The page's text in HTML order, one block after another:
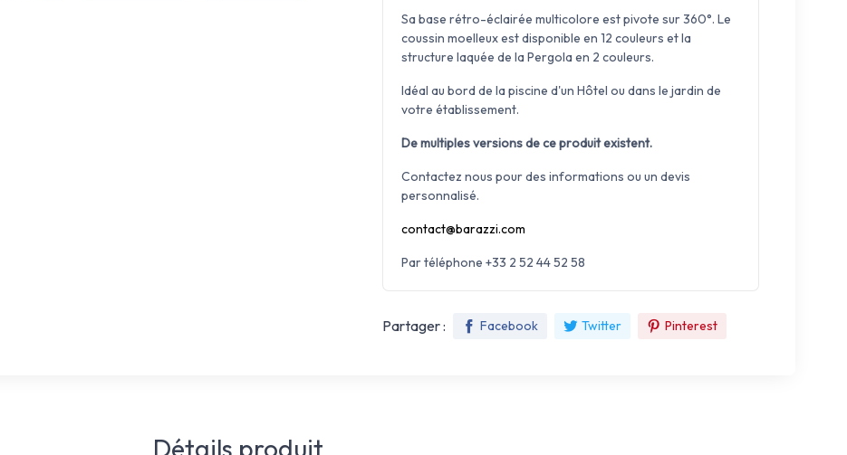
Sa base rétro-éclairée multicolore est pivote sur 360°. Le
coussin moelleux est disponible en 12 couleurs et la
structure laquée de la Pergola en 2 couleurs.
Idéal au bord de la piscine d'un Hôtel ou dans le jardin de
votre établissement.
De multiples versions de ce produit existent.
Contactez nous pour des informations ou un devis
personnalisé.
contact@barazzi.com
Par téléphone +33 2 52 44 52 58
Partager : Facebook Twitter Pinterest
Détails produit